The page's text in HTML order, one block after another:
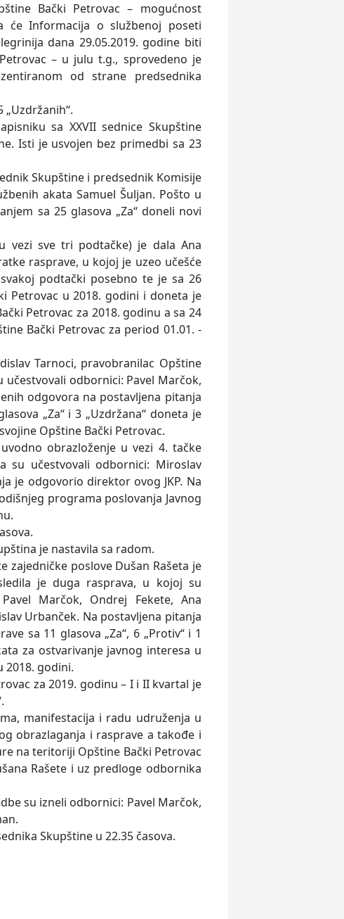
Bački Petrovac – mogućnost
će Informacija o službenoj poseti
dana 29.05.2019. godine biti
– u julu t.g., sprovedeno je
od strane predsednika
„Uzdržanih“.
sa XXVII sednice Skupštine
Isti je usvojen bez primedbi sa 23
Skupštine i predsednik Komisije
akata Samuel Šulјan. Pošto u
sa 25 glasova „Za“ doneli novi
vezi sve tri podtačke) je dala Ana
rasprave, u kojoj je uzeo učešće
podtački posebno te je sa 26
Petrovac u 2018. godini i doneta je
Petrovac za 2018. godinu a sa 24
Bački Petrovac za period 01.01. -
Tarnoci, pravobranilac Opštine
odbornici: Pavel Marčok,
odgovora na postavlјena pitanja
„Za“ i 3 „Uzdržana“ doneta je
Opštine Bački Petrovac.
obrazloženje u vezi 4. tačke
su učestvovali odbornici: Miroslav
je odgovorio direktor ovog JKP. Na
programa poslovanja Javnog
je nastavila sa radom.
zajedničke poslove Dušan Rašeta je
je duga rasprava, u kojoj su
Marčok, Ondrej Fekete, Ana
Urbanček. Na postavlјena pitanja
sa 11 glasova „Za“, 6 „Protiv“ i 1
za ostvarivanje javnog interesa u
2018. godini.
za 2019. godinu – I i II kvartal je
manifestacija i radu udruženja u
obrazlaganja i rasprave a takođe i
na teritoriji Opštine Bački Petrovac
Rašete i uz predloge odbornika
su izneli odbornici: Pavel Marčok,
Skupštine u 22.35 časova.